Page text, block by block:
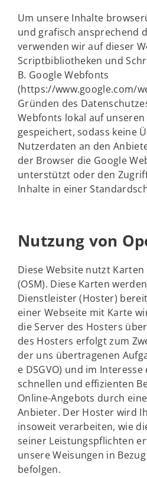
Um unsere Inhalte
und grafisch ansprechend
verwenden wir auf dieser
Scriptbibliotheken und
B. Google Webfonts
(https://www.google.com/
Gründen des
Webfonts lokal auf
gespeichert, sodass keine
Nutzerdaten an den
der Browser die Google
unterstützt oder den
Inhalte in einer
Nutzung von
Diese Website nutzt
(OSM). Diese Karten
Dienstleister (Hoster)
einer Webseite mit Karte
die Server des Hosters
des Hosters erfolgt zum
der uns übertragenen
e DSGVO) und im
schnellen und effizienten
Online-Angebots durch
Anbieter. Der Hoster wird
insoweit verarbeiten, wie
seiner Leistungspflichten
unsere Weisungen in
befolgen.